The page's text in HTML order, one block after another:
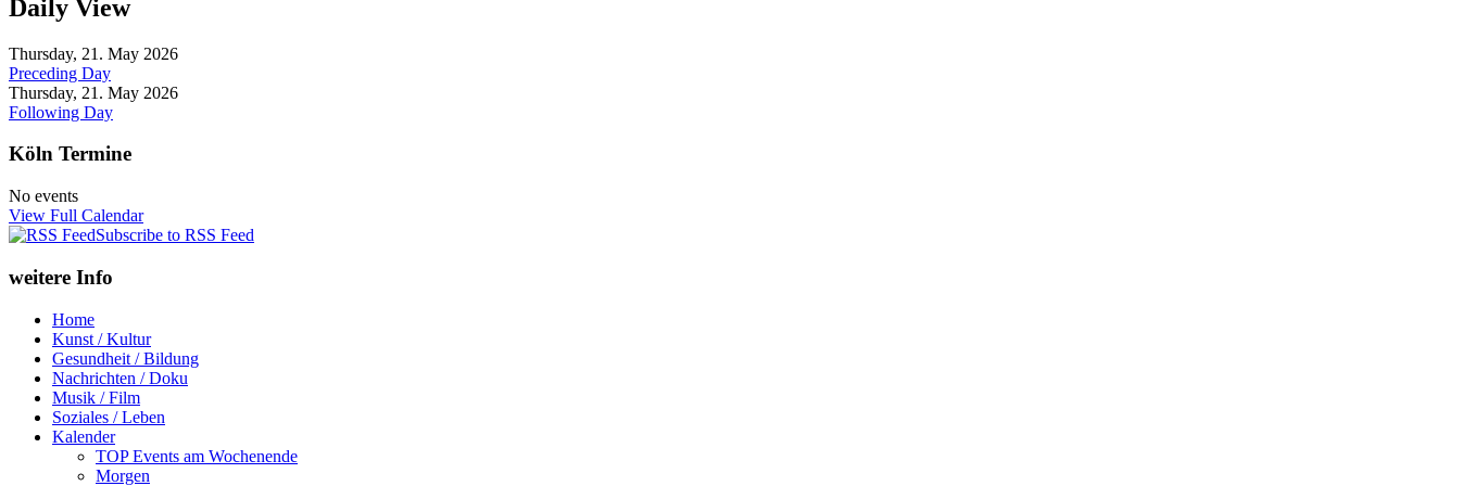
Daily View
Thursday, 21. May 2026
Preceding Day
Thursday, 21. May 2026
Following Day
Köln Termine
No events
View Full Calendar
Subscribe to RSS Feed
weitere Info
Home
Kunst / Kultur
Gesundheit / Bildung
Nachrichten / Doku
Musik / Film
Soziales / Leben
Kalender
TOP Events am Wochenende
Morgen